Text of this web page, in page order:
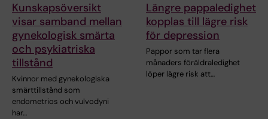
Kunskapsöversikt
visar samband mellan
gynekologisk smärta
och psykiatriska
tillstånd
Kvinnor med gynekologiska
smärttillstånd som
endometrios och vulvodyni
har…
Längre pappaledighet
kopplas till lägre risk
för depression
Pappor som tar flera
månaders föräldraledighet
löper lägre risk att…